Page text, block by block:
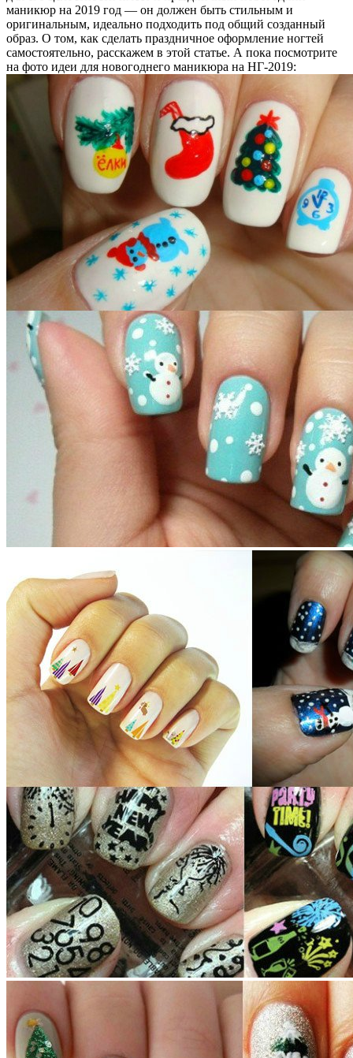
маникюр на 2019 год — он должен быть стильным и
оригинальным, идеально подходить под общий созданный
образ. О том, как сделать праздничное оформление ногтей
самостоятельно, расскажем в этой статье. А пока посмотрите
на фото идеи для новогоднего маникюра на НГ-2019: